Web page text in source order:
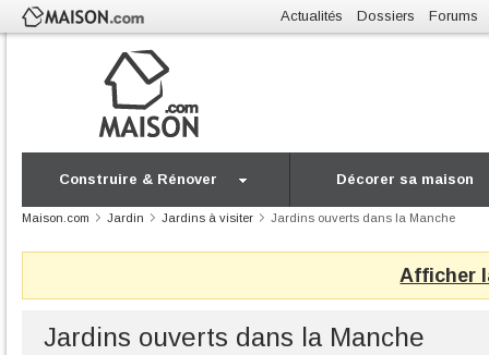
Actualités Dossiers Forums
Construire & Rénover Décorer sa maison
Maison.com Jardin Jardins à visiter Jardins ouverts dans la Manche
Afficher
Jardins ouverts dans la Manche